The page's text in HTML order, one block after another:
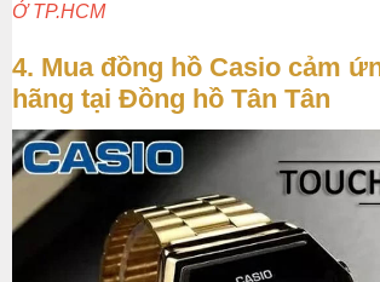
Ở TP.HCM
4. Mua đồng hồ Casio cảm
hãng tại Đồng hồ Tân Tân